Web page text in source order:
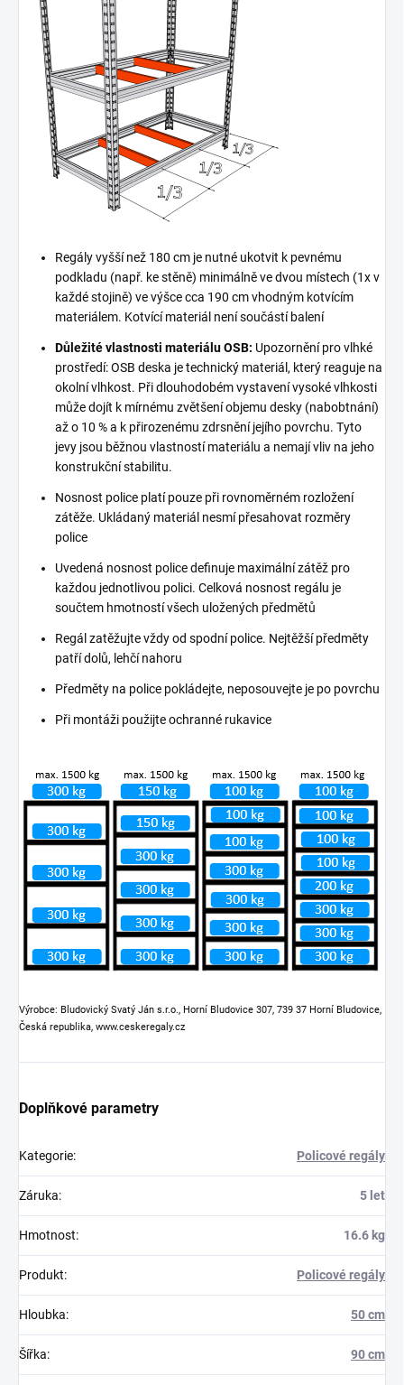
Regály vyšší než 180 cm je nutné ukotvit k pevnému
podkladu (např. ke stěně) minimálně ve dvou místech (1x v
každé stojině) ve výšce cca 190 cm vhodným kotvícím
materiálem. Kotvící materiál není součástí balení
Důležité vlastnosti materiálu OSB: Upozornění pro vlhké
prostředí: OSB deska je technický materiál, který reaguje na
okolní vlhkost. Při dlouhodobém vystavení vysoké vlhkosti
může dojít k mírnému zvětšení objemu desky (nabobtnání)
až o 10 % a k přirozenému zdrsnění jejího povrchu. Tyto
jevy jsou běžnou vlastností materiálu a nemají vliv na jeho
konstrukční stabilitu.
Nosnost police platí pouze při rovnoměrném rozložení
zátěže. Ukládaný materiál nesmí přesahovat rozměry
police
Uvedená nosnost police definuje maximální zátěž pro
každou jednotlivou polici. Celková nosnost regálu je
součtem hmotností všech uložených předmětů
Regál zatěžujte vždy od spodní police. Nejtěžší předměty
patří dolů, lehčí nahoru
Předměty na police pokládejte, neposouvejte je po povrchu
Při montáži použijte ochranné rukavice
Výrobce: Bludovický Svatý Ján s.r.o., Horní Bludovice 307, 739 37 Horní Bludovice,
Česká republika, www.ceskeregaly.cz
Doplňkové parametry
Kategorie: Policové regály
Záruka: 5 let
Hmotnost: 16.6 kg
Produkt: Policové regály
Hloubka: 50 cm
Šířka: 90 cm